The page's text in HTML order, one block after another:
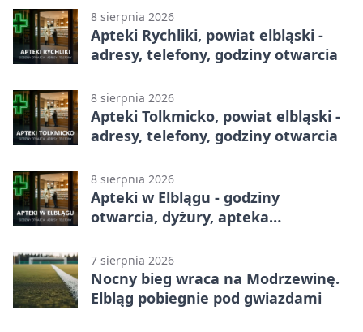
8 sierpnia 2026
Apteki Rychliki, powiat elbląski -
adresy, telefony, godziny otwarcia
8 sierpnia 2026
Apteki Tolkmicko, powiat elbląski -
adresy, telefony, godziny otwarcia
8 sierpnia 2026
Apteki w Elblągu - godziny
otwarcia, dyżury, apteka
7 sierpnia 2026
Nocny bieg wraca na Modrzewinę.
Elbląg pobiegnie pod gwiazdami